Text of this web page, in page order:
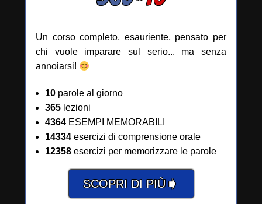
Un corso completo, esauriente, pensato per
chi vuole imparare sul serio... ma senza
annoiarsi!
10 parole al giorno
365 lezioni
4364 ESEMPI MEMORABILI
14334 esercizi di comprensione orale
12358 esercizi per memorizzare le parole
SCOPRI DI PIÙ➧